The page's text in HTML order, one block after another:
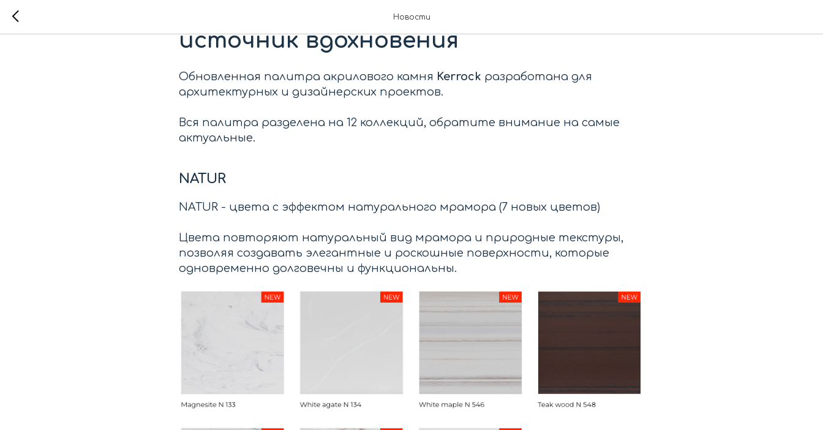
Новости
Новые цвета камня Kerrock -
источник вдохновения
Обновленная палитра акрилового камня Kerrock разработана для
архитектурных и дизайнерских проектов.
Вся палитра разделена на 12 коллекций, обратите внимание на самые
актуальные.
NATUR
NATUR - цвета с эффектом натурального мрамора (7 новых цветов)
Цвета повторяют натуральный вид мрамора и природные текстуры,
позволяя создавать элегантные и роскошные поверхности, которые
одновременно долговечны и функциональны.